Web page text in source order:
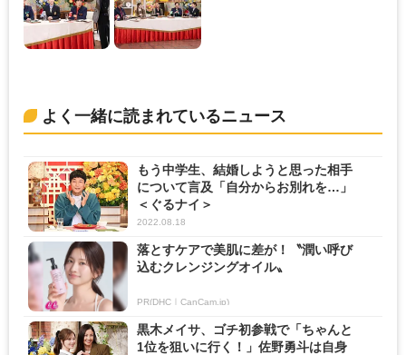
よく一緒に読まれているニュース
もう中学生、結婚しようと思った相手
について言及「自分からお別れを…」
＜ぐるナイ＞
2022.08.18
落とすケアで美肌に差が！〝潤い呼び
込むクレンジングオイル〟
PR(DHC｜CanCam.jp)
黒木メイサ、ゴチ初参戦で「ちゃんと
1位を狙いに行く！」佐野勇斗は自身